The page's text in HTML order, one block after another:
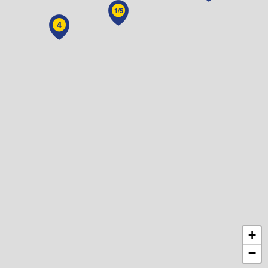
1/5
4
+
−